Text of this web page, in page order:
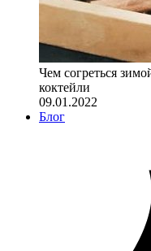
Чем согреться
коктейли
09.01.2022
Блог